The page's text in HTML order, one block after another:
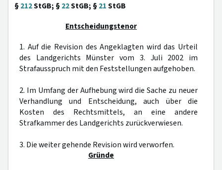
§212StGB; §22StGB; §21StGB
Entscheidungstenor
1. Auf die Revision des Angeklagten wird das Urteil
des Landgerichts Münster vom 3. Juli 2002 im
Strafausspruch mit den Feststellungen aufgehoben.
2. Im Umfang der Aufhebung wird die Sache zu neuer
Verhandlung und Entscheidung, auch über die
Kosten des Rechtsmittels, an eine andere
Strafkammer des Landgerichts zurückverwiesen.
3. Die weiter gehende Revision wird verworfen.
Gründe